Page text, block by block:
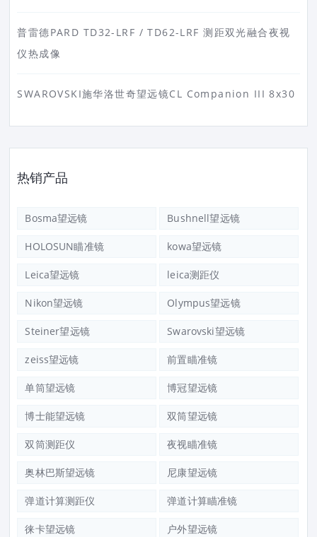
普雷德PARD TD32-LRF / TD62-LRF 测距双光融合夜视
仪热成像
SWAROVSKI施华洛世奇望远镜CL Companion III 8x30
热销产品
Bosma望远镜 Bushnell望远镜
HOLOSUN瞄准镜 kowa望远镜
Leica望远镜 leica测距仪
Nikon望远镜 Olympus望远镜
Steiner望远镜 Swarovski望远镜
zeiss望远镜 前置瞄准镜
单筒望远镜 博冠望远镜
博士能望远镜 双筒望远镜
双筒测距仪 夜视瞄准镜
奥林巴斯望远镜 尼康望远镜
弹道计算测距仪 弹道计算瞄准镜
徕卡望远镜 户外望远镜